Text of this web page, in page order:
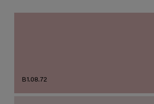
B1.08.72